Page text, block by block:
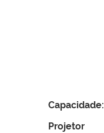
Capacidade:
Projetor